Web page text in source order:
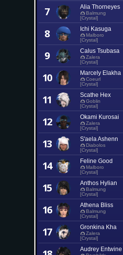
7 Alia Thorneyes
Balmung
[Crystal]
8 Ichi Kasuga
Malboro
[Crystal]
9 Calus Tsubasa
Zalera
[Crystal]
10 Marcely Elakha
Coeurl
[Crystal]
11 Scathe Hex
Goblin
[Crystal]
12 Okami Kurosai
Zalera
[Crystal]
13 S'aela Ashenn
Diabolos
[Crystal]
14 Feline Good
Malboro
[Crystal]
15 Anthos Hylian
Balmung
[Crystal]
16 Athena Bliss
Balmung
[Crystal]
17 Gronkina Kha
Zalera
[Crystal]
Audrey Entwine